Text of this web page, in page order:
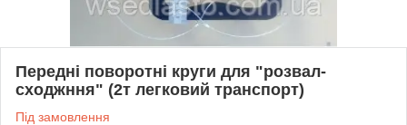
Передні поворотні круги для "розвал-
сходжння" (2т легковий транспорт)
Під замовлення